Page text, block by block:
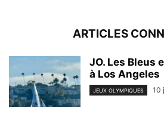
ARTICLES
JO. Les Bleus
à Los Angeles
JEUX OLYMPIQUES 10